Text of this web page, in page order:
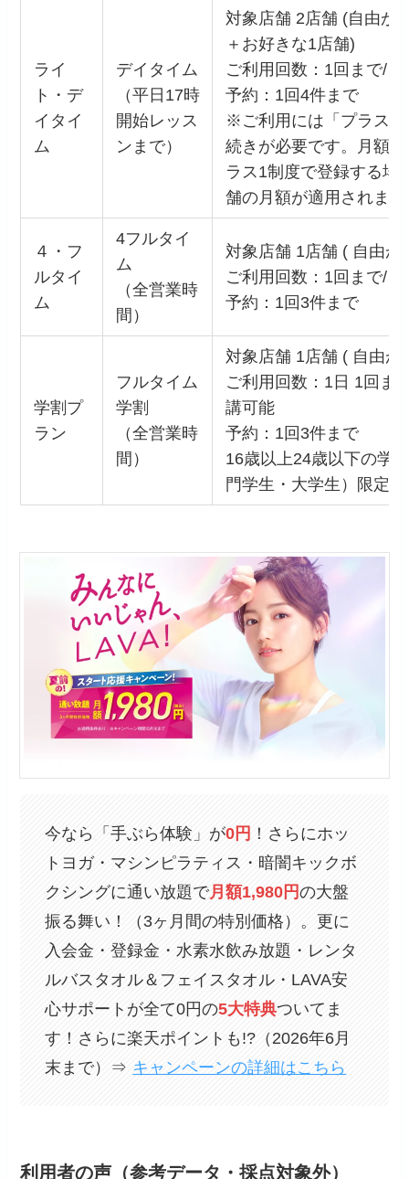
ライ
ト・デ
イタイ
ム
デイタイム
（平日17時
開始レッス
ンまで）
対象店舗 2店舗 (自由が
＋お好きな1店舗)
ご利用回数：1回まで/日
予約：1回4件まで
※ご利用には「プラス1
続きが必要です。月額
ラス1制度で登録する場
舗の月額が適用されま
４・フ
ルタイ
ム
4フルタイ
ム
（全営業時
間）
対象店舗 1店舗 ( 自由が
ご利用回数：1回まで/日
予約：1回3件まで
学割プ
ラン
フルタイム
学割
（全営業時
間）
対象店舗 1店舗 ( 自由が
ご利用回数：1日 1回ま
講可能
予約：1回3件まで
16歳以上24歳以下の学
門学生・大学生）限定
今なら「手ぶら体験」が0円 ！さらにホッ
トヨガ・マシンピラティス・暗闇キックボ
クシングに通い放題で月額1,980円の大盤
振る舞い！（3ヶ月間の特別価格）。更に
入会金・登録金・水素水飲み放題・レンタ
ルバスタオル＆フェイスタオル・LAVA安
心サポートが全て0円の5大特典ついてま
す！さらに楽天ポイントも!?（2026年6月
末まで）⇒ キャンペーンの詳細はこちら
利用者の声（参考データ・採点対象外）